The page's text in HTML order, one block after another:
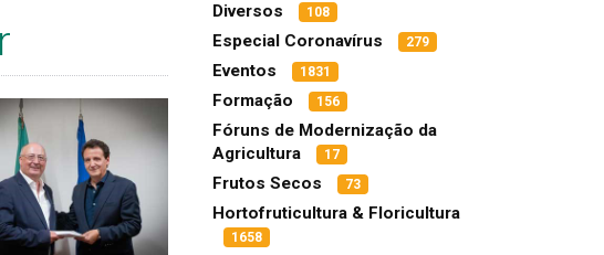
Diversos 108
Especial Coronavírus 279
Eventos 1831
Formação 156
Fóruns de Modernização da
Agricultura
17
Frutos Secos 73
Hortofruticultura & Floricultura
1658